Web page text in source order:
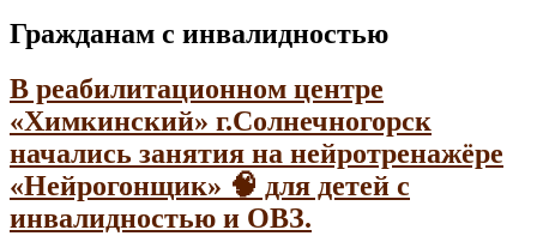
Гражданам с инвалидностью
В реабилитационном центре
«Химкинский» г.Солнечногорск
начались занятия на нейротренажёре
«Нейрогонщик» 🧠 для детей с
инвалидностью и ОВЗ.